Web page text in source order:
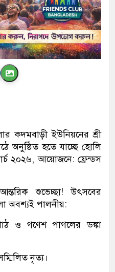
কদমবাড়ী ইউনিয়নের শ্রী
অনুষ্ঠিত হতে যাচ্ছে হোলি
২০২৬, আয়োজনে: ফ্রেন্ডস
শুভেচ্ছা! উৎসবের
অবশ্যই পালনীয়:
ও গণেশ পাগলের ডঙ্কা
নৃত্য।